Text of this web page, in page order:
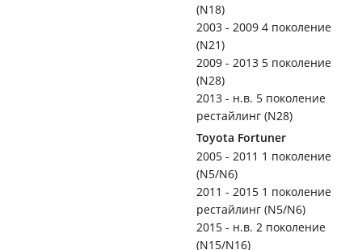
(N18)
2003 - 2009 4 поколение
(N21)
2009 - 2013 5 поколение
(N28)
2013 - н.в. 5 поколение
рестайлинг (N28)
Toyota Fortuner
2005 - 2011 1 поколение
(N5/N6)
2011 - 2015 1 поколение
рестайлинг (N5/N6)
2015 - н.в. 2 поколение
(N15/N16)